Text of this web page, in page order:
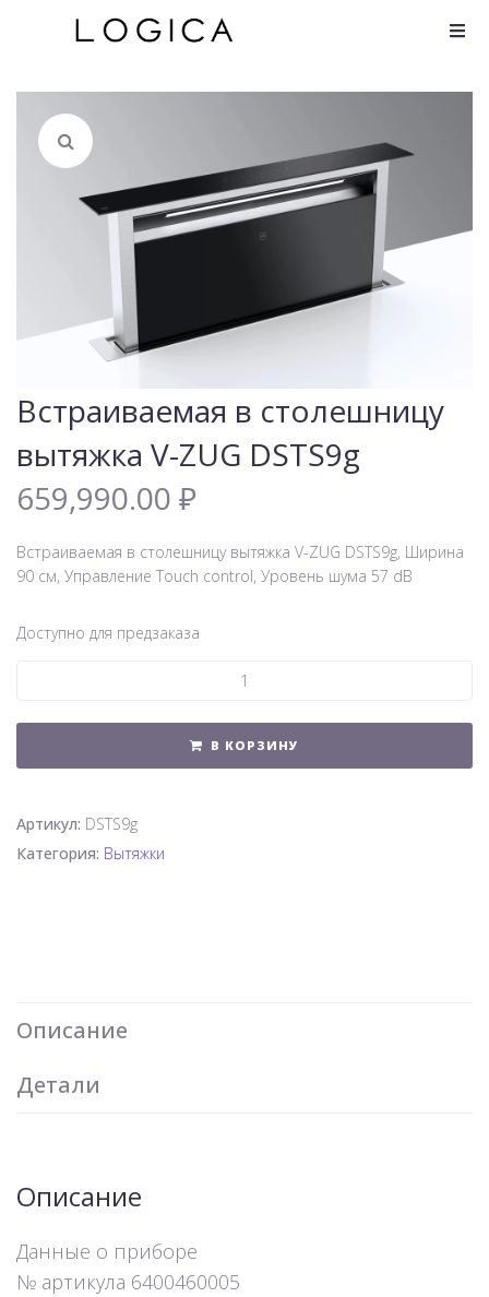
Встраиваемая в столешницу
вытяжка V-ZUG DSTS9g
659,990.00 ₽
Встраиваемая в столешницу вытяжка V-ZUG DSTS9g, Ширина
90 см, Управление Touch control, Уровень шума 57 dB
Доступно для предзаказа
В КОРЗИНУ
Артикул: DSTS9g
Категория: Вытяжки
Описание
Детали
Описание
Данные о приборе
№ артикула 6400460005